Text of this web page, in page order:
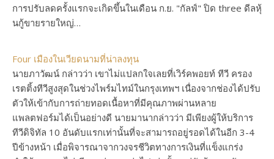
การปรับลดครั้งแรกจะเกิดขึ้นในเดือน ก.ย. "กัลฟ์" ปิด three ดีลหุ้
นกู้ขายรายใหญ่…
Four เมืองในเวียดนามที่น่าลงทุน
นายภาวัฒน์ กล่าวว่า เขาไม่แปลกใจเลยที่เวิร์คพอยท์ ทีวี ครอง
เรตติ้งทีวีสูงสุดในช่วงไพร์มไทม์ในกรุงเทพฯ เนื่องจากช่องได้ปรับ
ตัวให้เข้ากับการถ่ายทอดเนื้อหาที่มีคุณภาพผ่านหลาย
แพลตฟอร์มได้เป็นอย่างดี นายมานากล่าวว่า มีเพียงผู้ให้บริการ
ทีวีดิจิทัล 10 อันดับแรกเท่านั้นที่จะสามารถอยู่รอดได้ในอีก 3-4
ปีข้างหน้า เมื่อพิจารณาจากวงจรชีวิตทางการเงินที่แข็งแกร่ง